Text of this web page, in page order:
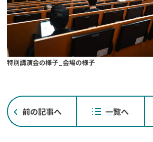
特別講演会の様子_会場の様子
稿
ナ
前の記事へ 一覧へ